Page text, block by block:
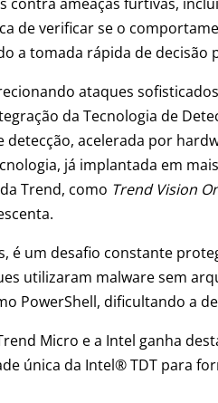
de verificar se o
a tomada rápida de decisão
ataques
da Tecnologia de
acelerada por
já implantada em
Trend, como Trend Vision
é um desafio constante
utilizaram malware sem
PowerShell, dificultando a
Micro e a Intel ganha
única da Intel® TDT para